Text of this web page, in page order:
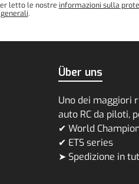
letto le nostre informazioni sulla
.
Über uns
Uno dei maggiori
auto RC da piloti,
✔ World
✔ ETS series
➤ Spedizione in